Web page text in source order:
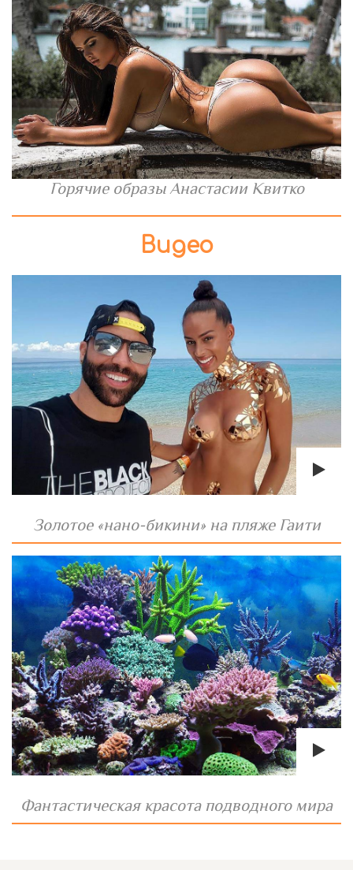
Горячие образы Анастасии Квитко
Видео
Золотое «нано-бикини» на пляже Гаити
Фантастическая красота подводного мира